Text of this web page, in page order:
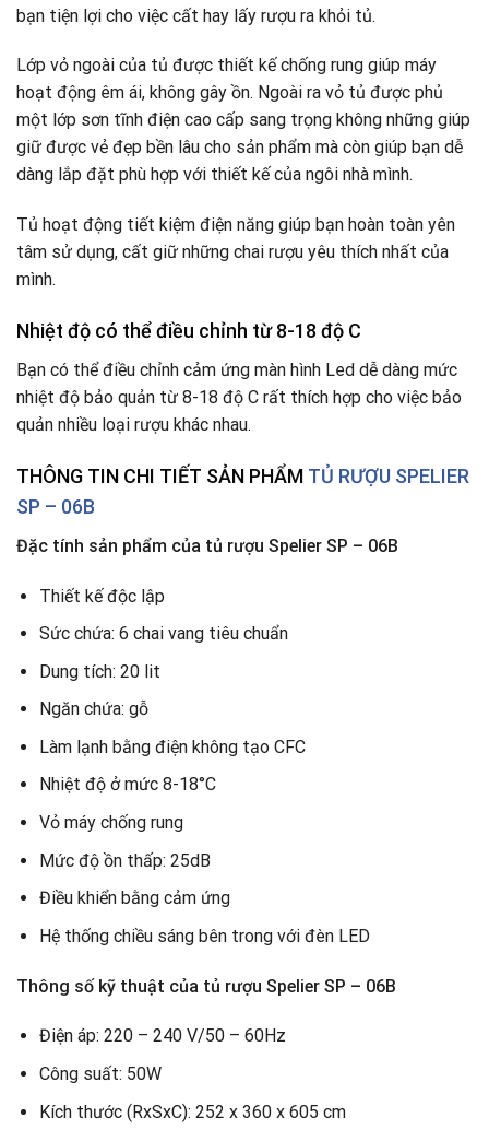
bạn tiện lợi cho việc cất hay lấy rượu ra khỏi tủ.
Lớp vỏ ngoài của tủ được thiết kế chống rung giúp máy
hoạt động êm ái, không gây ồn. Ngoài ra vỏ tủ được phủ
một lớp sơn tĩnh điện cao cấp sang trọng không những giúp
giữ được vẻ đẹp bền lâu cho sản phẩm mà còn giúp bạn dễ
dàng lắp đặt phù hợp với thiết kế của ngôi nhà mình.
Tủ hoạt động tiết kiệm điện năng giúp bạn hoàn toàn yên
tâm sử dụng, cất giữ những chai rượu yêu thích nhất của
mình.
Nhiệt độ có thể điều chỉnh từ 8-18 độ C
Bạn có thể điều chỉnh cảm ứng màn hình Led dễ dàng mức
nhiệt độ bảo quản từ 8-18 độ C rất thích hợp cho việc bảo
quản nhiều loại rượu khác nhau.
THÔNG TIN CHI TIẾT SẢN PHẨM TỦ RƯỢU SPELIER
SP – 06B
Đặc tính sản phẩm của tủ rượu Spelier SP – 06B
Thiết kế độc lập
Sức chứa: 6 chai vang tiêu chuẩn
Dung tích: 20 lit
Ngăn chứa: gỗ
Làm lạnh bằng điện không tạo CFC
Nhiệt độ ở mức 8-18°C
Vỏ máy chống rung
Mức độ ồn thấp: 25dB
Điều khiển bằng cảm ứng
Hệ thống chiều sáng bên trong với đèn LED
Thông số kỹ thuật của tủ rượu Spelier SP – 06B
Điện áp: 220 – 240 V/50 – 60Hz
Công suất: 50W
Kích thước (RxSxC): 252 x 360 x 605 cm